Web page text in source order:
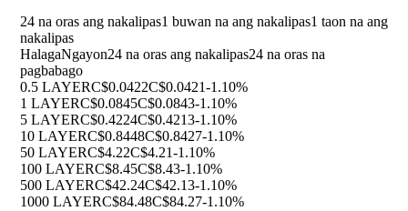
24 na oras ang nakalipas1 buwan na ang nakalipas1 taon na ang
nakalipas
HalagaNgayon24 na oras ang nakalipas24 na oras na
pagbabago
0.5 LAYERC$0.0422C$0.0421-1.10%
1 LAYERC$0.0845C$0.0843-1.10%
5 LAYERC$0.4224C$0.4213-1.10%
10 LAYERC$0.8448C$0.8427-1.10%
50 LAYERC$4.22C$4.21-1.10%
100 LAYERC$8.45C$8.43-1.10%
500 LAYERC$42.24C$42.13-1.10%
1000 LAYERC$84.48C$84.27-1.10%